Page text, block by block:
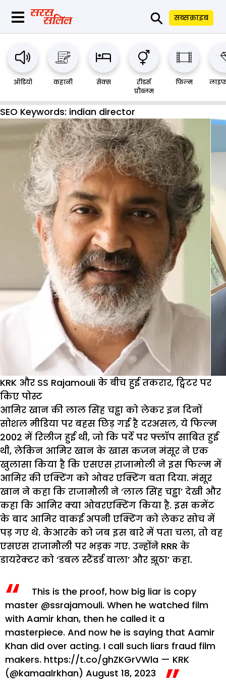
⚲ सब्सक्राइब
ऑडियो कहानी सेक्स
रीडर्स
प्रौब्लम
फिल्म
SEO Keywords: indian director
KRK और SS Rajamouli के बीच हुई तकरार, ट्विटर पर
किए पोस्ट
आमिर खान की लाल सिंह चड्ढा को लेकर इन दिनों
सोशल मीडिया पर बहस छिड़ गई है दरअसल, ये फिल्म
2002 में रिलीज हुई थी, जो कि पर्दे पर फ्लॉप साबित हुई
थी, लेकिन आमिर खान के खास कजन मंसूर ने एक
खुलासा किया है कि एसएस ऱाजामोली ने इस फिल्म में
आमिर की एक्टिंग को ओवर एक्टिंग बता दिया. मंसूर
खान ने कहा कि राजामौली ने ‘लाल सिंह चड्ढा’ देखी और
कहा कि आमिर क्या ओवरएक्टिंग किया है. इस कमेंट
के बाद आमिर वाकई अपनी एक्टिंग को लेकर सोच में
पड़ गए थे. केआरके को जब इस बारे में पता चला, तो वह
एसएस राजामौली पर भड़क गए. उन्होंने RRR के
डायरेक्टर को ‘डबल स्टैंडर्ड वाला’ और झूठा’ कहा.
This is the proof, how big liar is copy
master @ssrajamouli. When he watched film
with Aamir khan, then he called it a
masterpiece. And now he is saying that Aamir
Khan did over acting. I call such liars fraud film
makers. https://t.co/ghZKGrVWla — KRK
(@kamaalrkhan) August 18, 2023